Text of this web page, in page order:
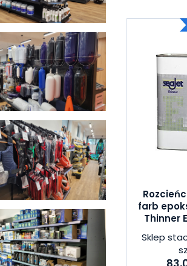
farb
Thinner
Sklep